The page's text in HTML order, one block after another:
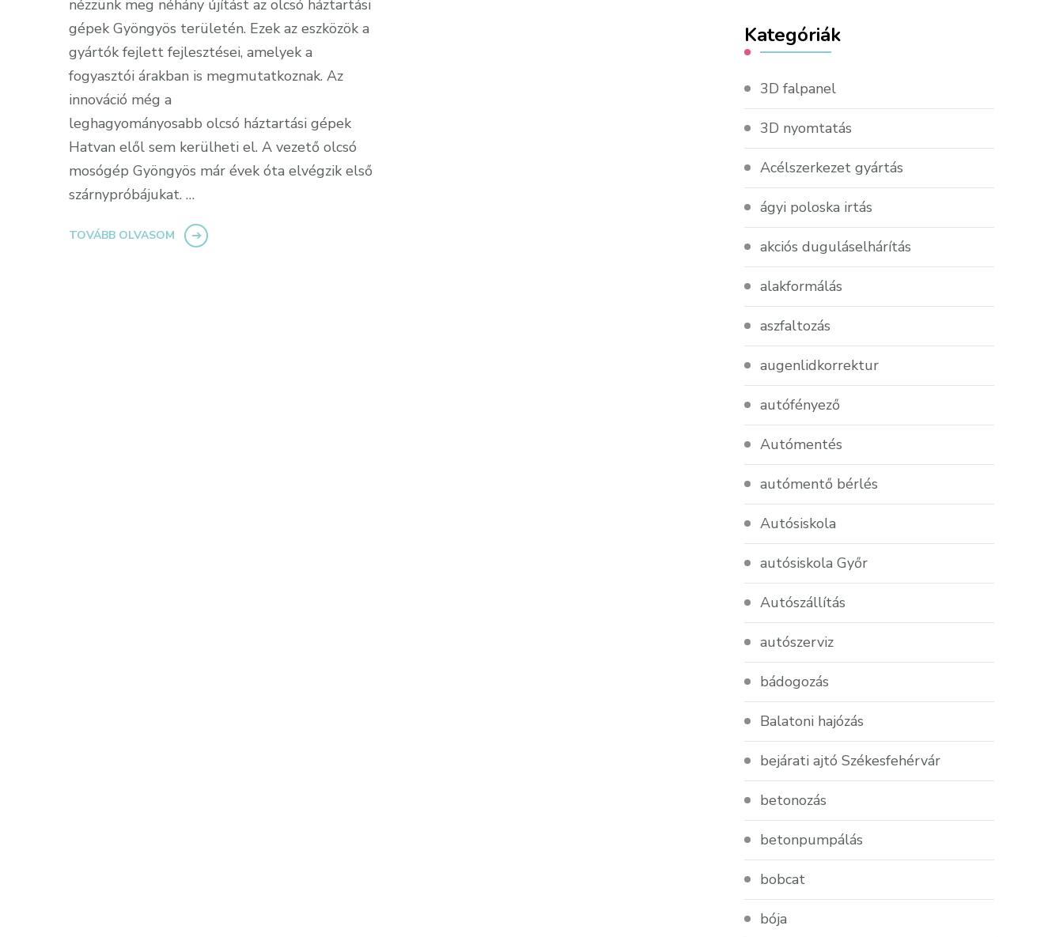
nézzünk meg néhány újítást az olcsó háztartási
gépek Gyöngyös területén. Ezek az eszközök a
gyártók fejlett fejlesztései, amelyek a
fogyasztói árakban is megmutatkoznak. Az
innováció még a
leghagyományosabb olcsó háztartási gépek
Hatvan elől sem kerülheti el. A vezető olcsó
mosógép Gyöngyös már évek óta elvégzik első
szárnypróbájukat. …
TOVÁBB OLVASOM
Kategóriák
3D falpanel
3D nyomtatás
Acélszerkezet gyártás
ágyi poloska irtás
akciós duguláselhárítás
alakformálás
aszfaltozás
augenlidkorrektur
autófényező
Autómentés
autómentő bérlés
Autósiskola
autósiskola Győr
Autószállítás
autószerviz
bádogozás
Balatoni hajózás
bejárati ajtó Székesfehérvár
betonozás
betonpumpálás
bobcat
bója